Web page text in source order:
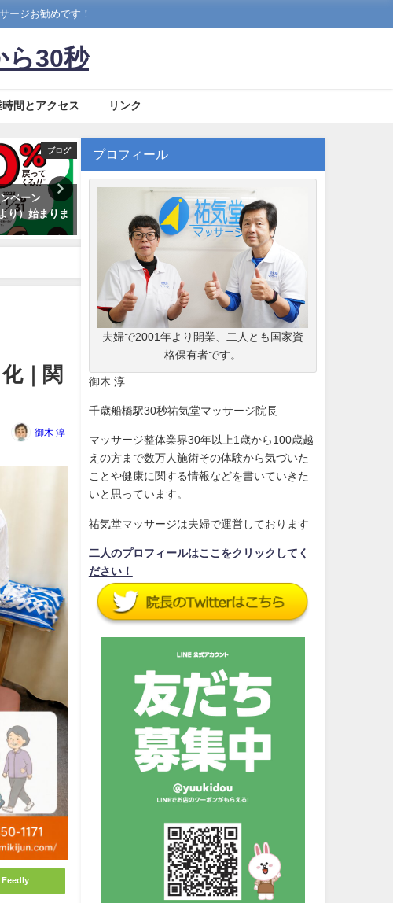
ージお勧めです！
ら30秒
時間とアクセス リンク
ブログ
千歳船橋で腰痛にお悩みの方へ
｜原因と対処法を解説【祐気堂
マッサージ】
あなたの腰痛の本当の原因は？
2021年4月13日
｜関
御木 淳
Feedly
プロフィール
夫婦で2001年より開業、二人とも国家資
格保有者です。
御木 淳
千歳船橋駅30秒祐気堂マッサージ院長
マッサージ整体業界30年以上1歳から100歳越
えの方まで数万人施術その体験から気づいた
ことや健康に関する情報などを書いていきた
いと思っています。
祐気堂マッサージは夫婦で運営しております
二人のプロフィールはここをクリックしてく
ださい！